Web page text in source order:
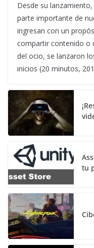
Desde su
parte importante de
ingresan con un
compartir contenido o
del ocio, se lanzaron
inicios (20 minutos,
tu